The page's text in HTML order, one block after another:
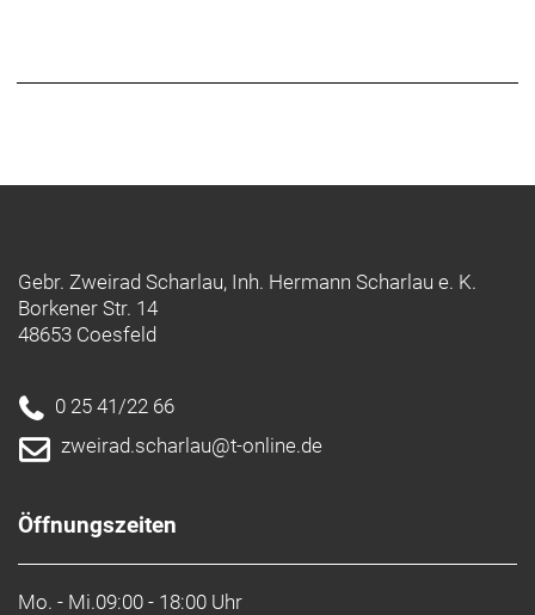
Gebr. Zweirad Scharlau, Inh. Hermann Scharlau e. K.
Borkener Str. 14
48653 Coesfeld
0 25 41/22 66
zweirad.scharlau@t-online.de
Öffnungszeiten
Mo. - Mi.09:00 - 18:00 Uhr